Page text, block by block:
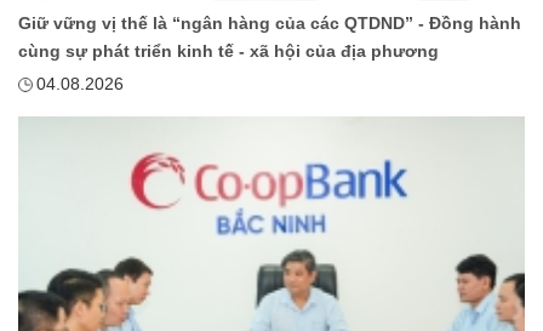
Giữ vững vị thế là “ngân hàng của các QTDND” - Đồng hành
cùng sự phát triển kinh tế - xã hội của địa phương
04.08.2026